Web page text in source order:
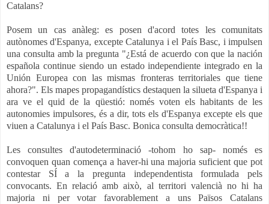
Catalans?
Posem un cas anàleg: es posen d'acord totes les comunitats
autònomes d'Espanya, excepte Catalunya i el País Basc, i impulsen
una consulta amb la pregunta "¿Está de acuerdo con que la nación
española continue siendo un estado independiente integrado en la
Unión Europea con las mismas fronteras territoriales que tiene
ahora?". Els mapes propagandístics destaquen la silueta d'Espanya i
ara ve el quid de la qüestió: només voten els habitants de les
autonomies impulsores, és a dir, tots els d'Espanya excepte els que
viuen a Catalunya i el País Basc. Bonica consulta democràtica!!
Les consultes d'autodeterminació -tohom ho sap- només es
convoquen quan comença a haver-hi una majoria suficient que pot
contestar SÍ a la pregunta independentista formulada pels
convocants. En relació amb això, al territori valencià no hi ha
majoria ni per votar favorablement a uns Països Catalans